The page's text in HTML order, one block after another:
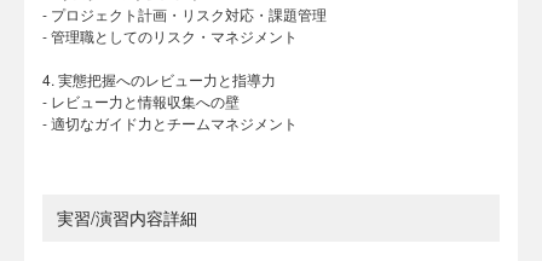
- プロジェクト計画・リスク対応・課題管理
- 管理職としてのリスク・マネジメント
4. 実態把握へのレビュー力と指導力
- レビュー力と情報収集への壁
- 適切なガイド力とチームマネジメント
実習/演習内容詳細